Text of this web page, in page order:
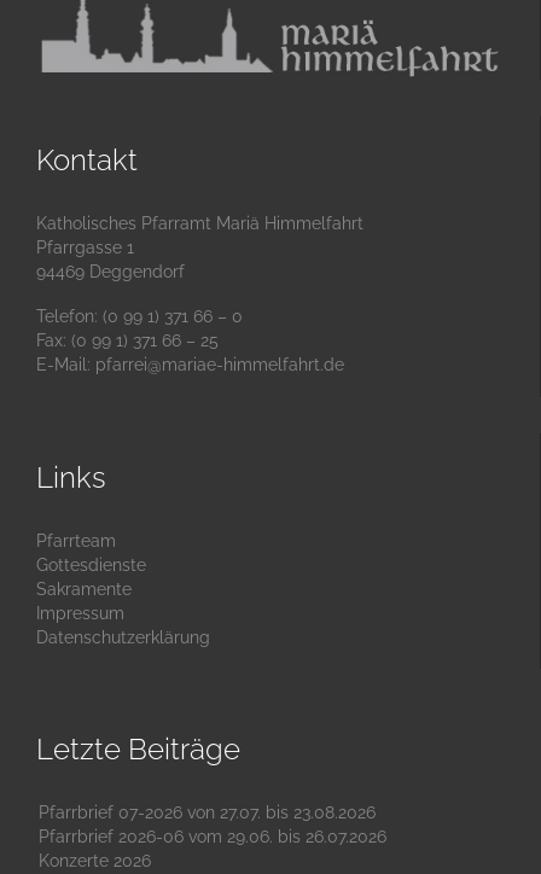
Kontakt
Katholisches Pfarramt Mariä Himmelfahrt
Pfarrgasse 1
94469 Deggendorf
Telefon: (0 99 1) 371 66 – 0
Fax: (0 99 1) 371 66 – 25
E-Mail: pfarrei@mariae-himmelfahrt.de
Links
Pfarrteam
Gottesdienste
Sakramente
Impressum
Datenschutzerklärung
Letzte Beiträge
Pfarrbrief 07-2026 von 27.07. bis 23.08.2026
Pfarrbrief 2026-06 vom 29.06. bis 26.07.2026
Konzerte 2026